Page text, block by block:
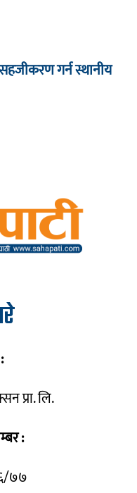
गर्न स्थानीय
प्रा. लि.
:
७७